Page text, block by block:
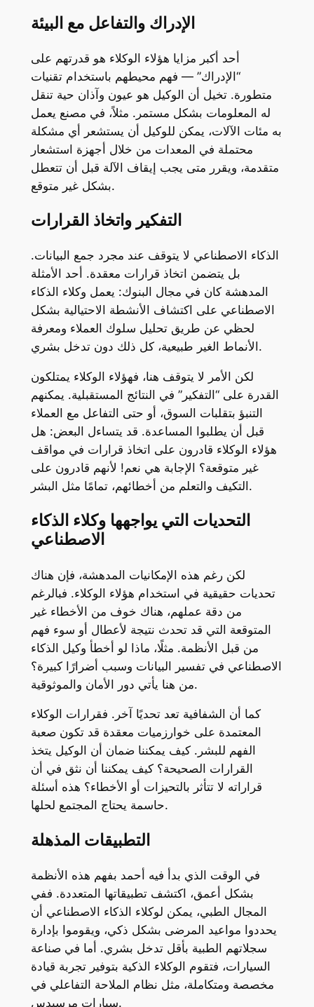
الإدراك والتفاعل مع البيئة
أحد أكبر مزايا هؤلاء الوكلاء هو قدرتهم على
“الإدراك” — فهم محيطهم باستخدام تقنيات
متطورة. تخيل أن الوكيل هو عيون وآذان حية تنقل
له المعلومات بشكل مستمر. مثلاً، في مصنع يعمل
به مئات الآلات، يمكن للوكيل أن يستشعر أي مشكلة
محتملة في المعدات من خلال أجهزة استشعار
متقدمة، ويقرر متى يجب إيقاف الآلة قبل أن تتعطل
بشكل غير متوقع.
التفكير واتخاذ القرارات
الذكاء الاصطناعي لا يتوقف عند مجرد جمع البيانات.
بل يتضمن اتخاذ قرارات معقدة. أحد الأمثلة
المدهشة كان في مجال البنوك: يعمل وكلاء الذكاء
الاصطناعي على اكتشاف الأنشطة الاحتيالية بشكل
لحظي عن طريق تحليل سلوك العملاء ومعرفة
الأنماط الغير طبيعية، كل ذلك دون تدخل بشري.
لكن الأمر لا يتوقف هنا، فهؤلاء الوكلاء يمتلكون
القدرة على “التفكير” في النتائج المستقبلية. يمكنهم
التنبؤ بتقلبات السوق، أو حتى التفاعل مع العملاء
قبل أن يطلبوا المساعدة. قد يتساءل البعض: هل
هؤلاء الوكلاء قادرون على اتخاذ قرارات في مواقف
غير متوقعة؟ الإجابة هي نعم! لأنهم قادرون على
التكيف والتعلم من أخطائهم، تمامًا مثل البشر.
التحديات التي يواجهها وكلاء الذكاء
الاصطناعي
لكن رغم هذه الإمكانيات المدهشة، فإن هناك
تحديات حقيقية في استخدام هؤلاء الوكلاء. فبالرغم
من دقة عملهم، هناك خوف من الأخطاء غير
المتوقعة التي قد تحدث نتيجة لأعطال أو سوء فهم
من قبل الأنظمة. مثلًا، ماذا لو أخطأ وكيل الذكاء
الاصطناعي في تفسير البيانات وسبب أضرارًا كبيرة؟
من هنا يأتي دور الأمان والموثوقية.
كما أن الشفافية تعد تحديًا آخر. فقرارات الوكلاء
المعتمدة على خوارزميات معقدة قد تكون صعبة
الفهم للبشر. كيف يمكننا ضمان أن الوكيل يتخذ
القرارات الصحيحة؟ كيف يمكننا أن نثق في أن
قراراته لا تتأثر بالتحيزات أو الأخطاء؟ هذه أسئلة
حاسمة يحتاج المجتمع لحلها.
التطبيقات المذهلة
في الوقت الذي بدأ فيه أحمد بفهم هذه الأنظمة
بشكل أعمق، اكتشف تطبيقاتها المتعددة. ففي
المجال الطبي، يمكن لوكلاء الذكاء الاصطناعي أن
يحددوا مواعيد المرضى بشكل ذكي، ويقوموا بإدارة
سجلاتهم الطبية بأقل تدخل بشري. أما في صناعة
السيارات، فتقوم الوكلاء الذكية بتوفير تجربة قيادة
مخصصة ومتكاملة، مثل نظام الملاحة التفاعلي في
سيارات مرسيدس.